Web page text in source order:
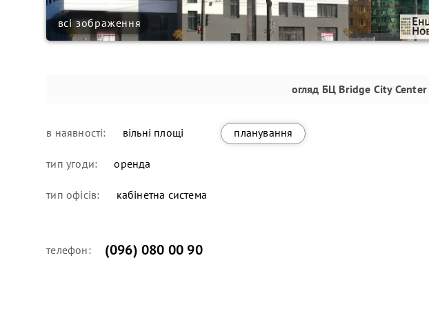
всі зображення
огляд БЦ Bridge City Center
в наявності: вільні площі планування
тип угоди: оренда
тип офісів: кабінетна система
телефон: (096) 080 00 90